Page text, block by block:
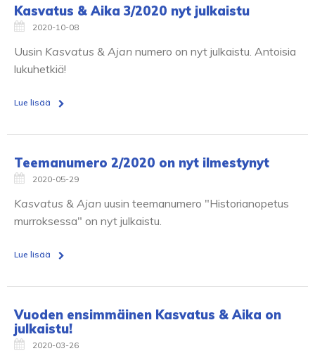
Kasvatus & Aika 3/2020 nyt julkaistu
2020-10-08
Uusin Kasvatus & Ajan numero on nyt julkaistu. Antoisia
lukuhetkiä!
Lue lisää
Teemanumero 2/2020 on nyt ilmestynyt
2020-05-29
Kasvatus & Ajan uusin teemanumero "Historianopetus
murroksessa" on nyt julkaistu.
Lue lisää
Vuoden ensimmäinen Kasvatus & Aika on
julkaistu!
2020-03-26